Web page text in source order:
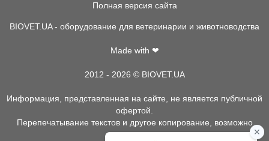
Полная версия сайта
BIOVET.UA - оборудование для ветеринарии и животноводства
Made with ❤
2012 - 2026 © BIOVET.UA
Информация, представленная на сайте, не является публичной
офертой.
Перепечатывание текстов и другое копирование, возможно
только